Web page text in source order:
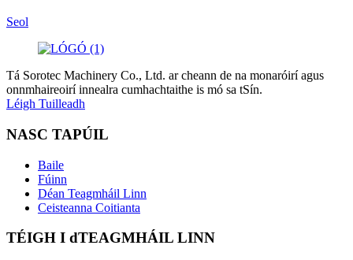
Seol
Tá Sorotec Machinery Co., Ltd. ar cheann de na monaróirí agus
onnmhaireoirí innealra cumhachtaithe is mó sa tSín.
Léigh Tuilleadh
NASC TAPÚIL
Baile
Fúinn
Déan Teagmháil Linn
Ceisteanna Coitianta
TÉIGH I dTEAGMHÁIL LINN